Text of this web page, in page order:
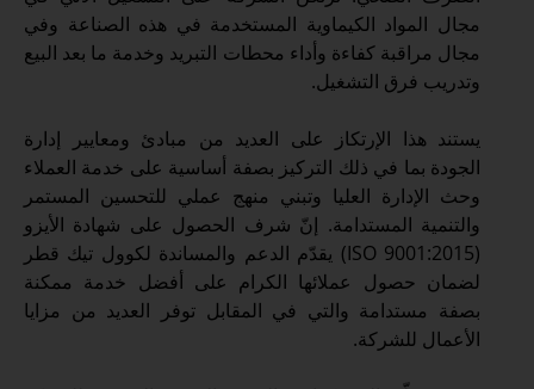
مجال المواد الكيماوية المستخدمة في هذه الصناعة وفي
مجال مراقبة كفاءة وأداء محطات التبريد وخدمة ما بعد البيع
وتدريب فرق التشغيل.
يستند هذا الإرتكاز على العديد من مبادئ ومعايير إدارة
الجودة بما في ذلك التركيز بصفة أساسية على خدمة العملاء
وحث الإدارة العليا وتبني منهج عملي للتحسين المستمر
والتنمية المستدامة. إنّ شرف الحصول على شهادة الأيزو
(ISO 9001:2015) يقدّم الدعم والمساندة لكوول تيك قطر
لضمان حصول عملائها الكرام على أفضل خدمة ممكنة
بصفة مستدامة والتي في المقابل توفر العديد من مزايا
الأعمال للشركة.